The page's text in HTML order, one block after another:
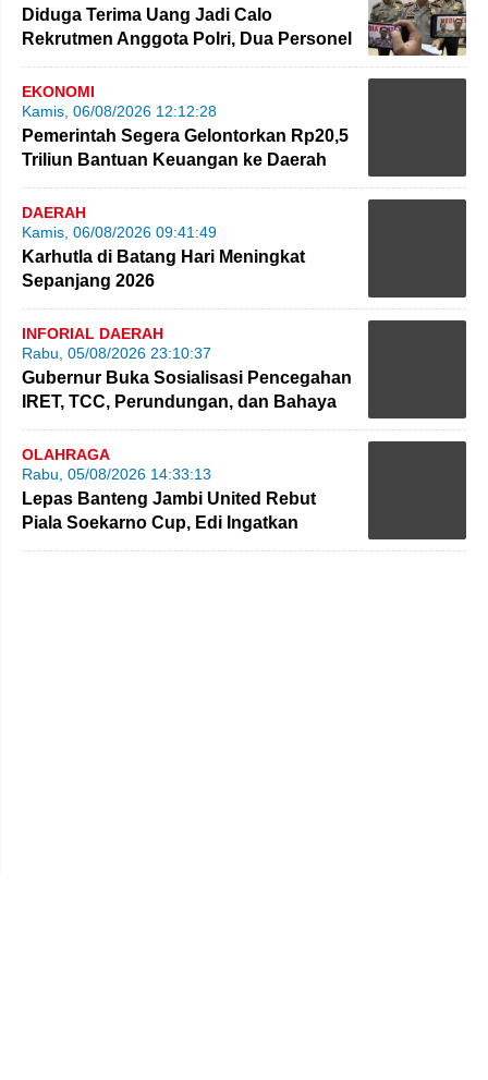
Diduga Terima Uang Jadi Calo
Rekrutmen Anggota Polri, Dua Personel
Polda Jambi Diproses
EKONOMI
Kamis, 06/08/2026 12:12:28
Pemerintah Segera Gelontorkan Rp20,5
Triliun Bantuan Keuangan ke Daerah
DAERAH
Kamis, 06/08/2026 09:41:49
Karhutla di Batang Hari Meningkat
Sepanjang 2026
INFORIAL DAERAH
Rabu, 05/08/2026 23:10:37
Gubernur Buka Sosialisasi Pencegahan
IRET, TCC, Perundungan, dan Bahaya
Narkoba di Bungo
OLAHRAGA
Rabu, 05/08/2026 14:33:13
Lepas Banteng Jambi United Rebut
Piala Soekarno Cup, Edi Ingatkan
Pemain Jaga Sportivitas